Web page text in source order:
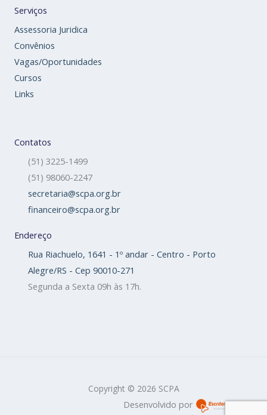
Serviços
Assessoria Juridica
Convênios
Vagas/Oportunidades
Cursos
Links
Contatos
(51) 3225-1499
(51) 98060-2247
secretaria@scpa.org.br
financeiro@scpa.org.br
Endereço
Rua Riachuelo, 1641 - 1º andar - Centro - Porto
Alegre/RS - Cep 90010-271
Segunda a Sexta 09h às 17h.
Copyright © 2026 SCPA
Desenvolvido por